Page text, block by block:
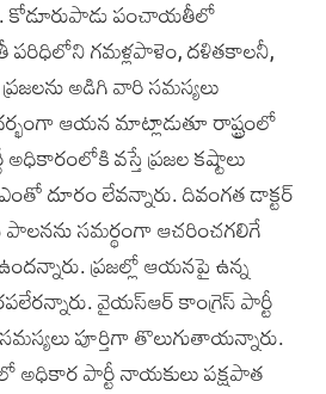
కోడూరుపాడు పంచాయతీలో
పరిధిలోని గమళ్లపాళెం, దళితకాలనీ,
అడిగి వారి సమస్యలు
ఆయన మాట్లాడుతూ రాష్ట్రంలో
వస్తే ప్రజల కష్టాలు
దూరం లేవన్నారు. దివంగత డాక్టర్
పాలనను సమర్థంగా ఆచరించగలిగే
ప్రజల్లో ఆయనపై ఉన్న
వైయస్ఆర్ కాంగ్రెస్ పార్టీ
పూర్తిగా తొలుగుతాయన్నారు.
అధికార పార్టీ నాయకులు పక్షపాత